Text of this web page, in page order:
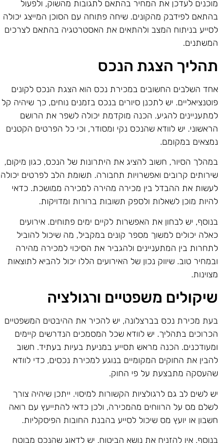
לעדכן את המחיר בהתאם לתגובות מהשוק, ולפעול
לפידבק מהקונים. שיחה פתוחה עם הסוכן המייצג יכולה
בניתוח המצב ולהתאים את האסטרטגיה בהתאם לצרכים
הצגת הנכס
השלבים החשובים במכירת נכס הוא הצגת הנכס לקונים
יש לתכנן סיורים בנכס בזמנים נוחים, כך שיהיה קל
להגיע. הכנה מוקדמת יכולה לשפר את הרושם
יש לוודא שהנכס נקי ומסודר, וכי כל הפרטים הקטנים
במקומם.
הסיור, חשוב להציג את היתרונות של הנכס, כגון מיקום,
קרובים ואפשרויות תחבורה. תשומת הלב לפרטים יכולה
את ההבדל בין מכירה מהירה למכירה ממושכת. כדאי
מוכן לשאלות ולספק תשובות ברורות ומדויקות.
יש לבחון את האפשרות לקיים ימים פתוחים. אירועים
יכולים למשוך מספר קונים במקביל, מה שיכול להוביל
בין המתעניינים ולהגביר את הסיכוי למכירה מהירה
טוב. שיווק נכון של האירועים הללו יכול להביא לתוצאות
משפטיים ורגולציה
מכירת נכס בברצלונה, יש להכיר את ההיבטים המשפטיים
בתהליך. יש לוודא שכל המסמכים הנדרשים קיימים
הכנה מראש תסייע במניעת בעיות בעתיד. חשוב
את החוקים המקומיים בנוגע למכירת נכסים, כדי לוודא
מתבצעת על פי החוק.
לשים לב גם לרגולציות הקשורות למיסוי. ייתכן שיהיה צורך
מס על הרווחים מהמכירה, ולכן כדאי להתייעץ עם רואה
או יועץ מס שיכול לסייע בהבנת החובות הפיסקליות.
אין להזניח את נושא הביטוח. יש לדאוג שהנכס מבוטח